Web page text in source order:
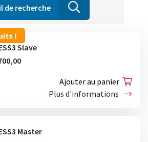
de recherche
!
Slave
Ajouter au panier
Plus d'informations
Master